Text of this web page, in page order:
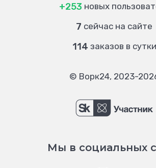
+253 новых
7 сейчас на сайте
114 заказов в сутки
© Ворк24, 2023-
Мы в социальных